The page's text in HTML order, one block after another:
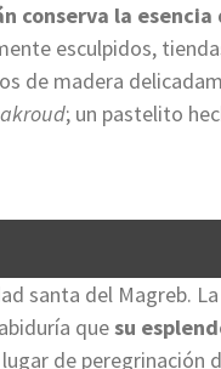
conserva la esencia
esculpidos,
de madera
; un pastelito
santa del Magreb.
quesu
de peregrinación